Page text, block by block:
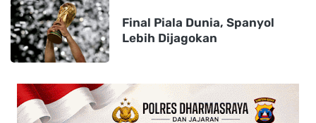
Final Piala Dunia, Spanyol
Lebih Dijagokan